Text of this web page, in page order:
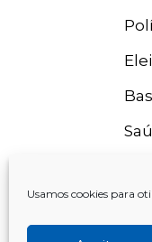
Usamos cookies para